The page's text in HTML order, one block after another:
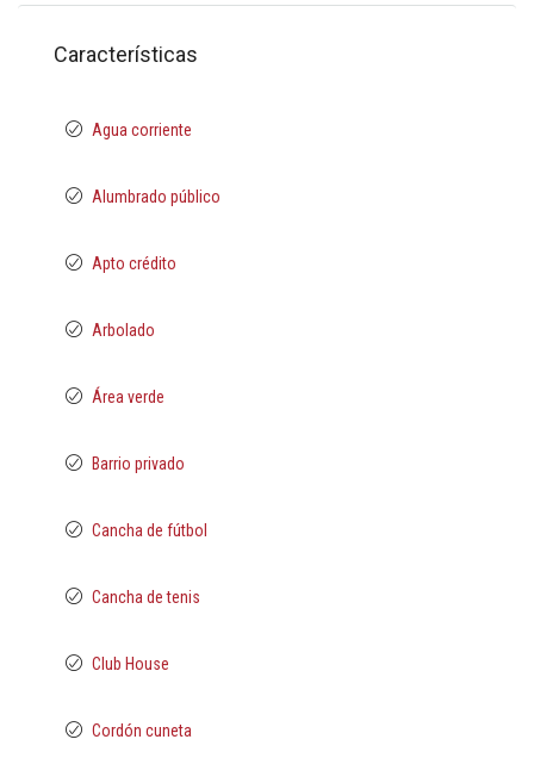
Características
Agua corriente
Alumbrado público
Apto crédito
Arbolado
Área verde
Barrio privado
Cancha de fútbol
Cancha de tenis
Club House
Cordón cuneta